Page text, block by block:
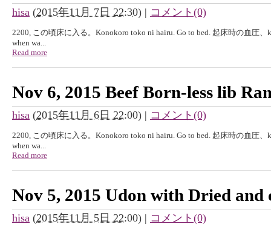
hisa (2015年11月 7日 22:30) | コメント(0)
2200, この頃床に入る。Konokoro toko ni hairu. Go to bed. 起床時の血圧、
when wa...
Read more
Nov 6, 2015 Beef Born-less lib
hisa (2015年11月 6日 22:00) | コメント(0)
2200, この頃床に入る。Konokoro toko ni hairu. Go to bed. 起床時の血圧、
when wa...
Read more
Nov 5, 2015 Udon with Dried and
hisa (2015年11月 5日 22:00) | コメント(0)